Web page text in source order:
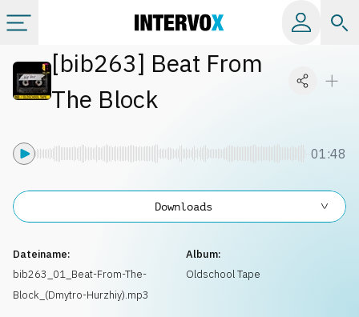
Kategorien
[bib263] Beat From
The Block
01:48
Dateiname:
bib263_01_Beat-From-The-
Block_(Dmytro-Hurzhiy).mp3
Album:
Oldschool Tape
Downloads